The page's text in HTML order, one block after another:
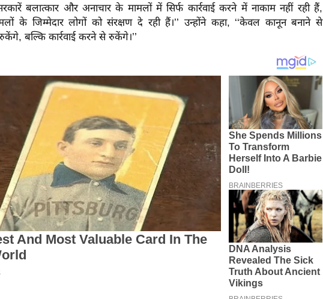
बलात्कार और अनाचार के मामलों में सिर्फ कार्रवाई करने में नाकाम नहीं रही हैं,
के जिम्मेदार लोगों को संरक्षण दे रही हैं।’’ उन्होंने कहा, ‘‘केवल कानून बनाने से
बल्कि कार्रवाई करने से रुकेंगे।’’